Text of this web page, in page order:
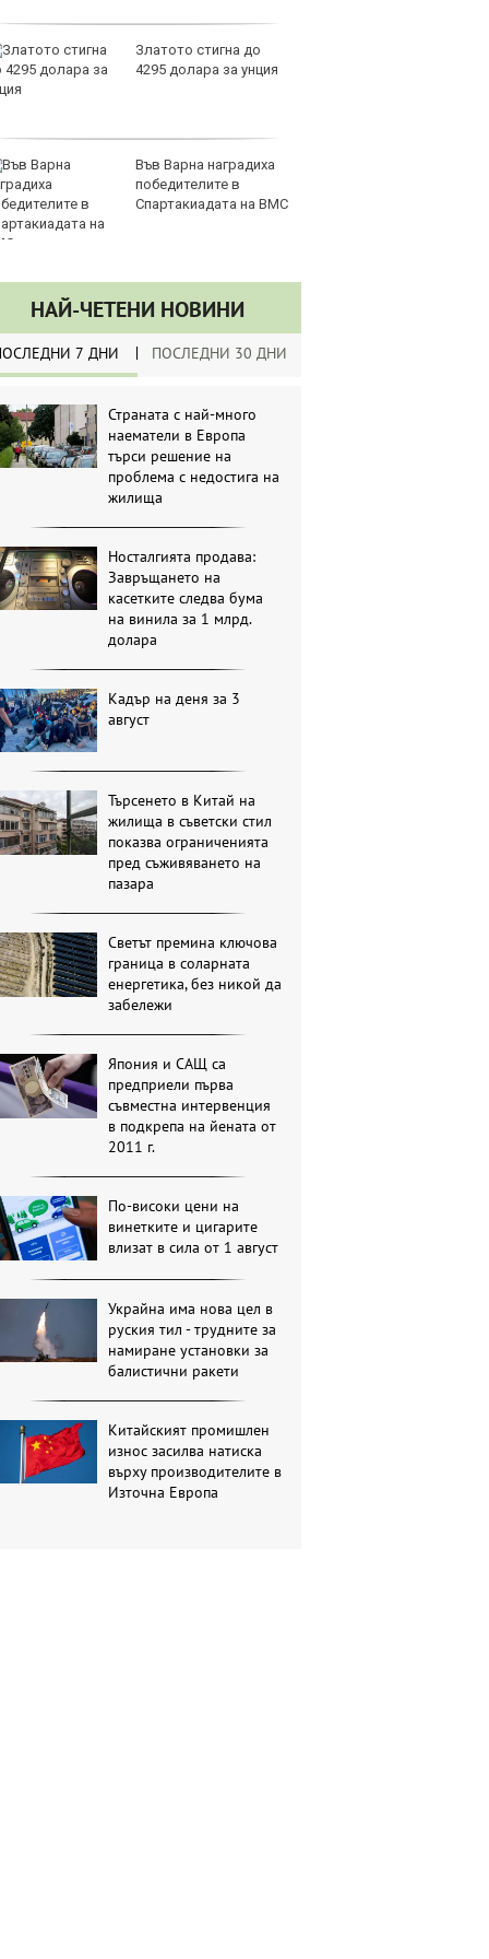
продава, Двустаен
апартамент, 68 m2
дава под наем,
Двустаен апартамент,
70 m2 София,
EUR
НАЙ-ЧЕТЕНИ НОВИНИ
7 ДНИ ПОСЛЕДНИ 30 ДНИ
Страната с най-много
наематели в Европа
търси решение на
проблема с недостига на
жилища
Носталгията продава:
Завръщането на
касетките следва бума
на винила за 1 млрд.
долара
Кадър на деня за 3
август
Търсенето в Китай на
жилища в съветски стил
показва ограниченията
пред съживяването на
пазара
Светът премина ключова
граница в соларната
енергетика, без никой да
забележи
Япония и САЩ са
предприели първа
съвместна интервенция
в подкрепа на йената от
2011 г.
По-високи цени на
винетките и цигарите
влизат в сила от 1 август
Украйна има нова цел в
руския тил - трудните за
намиране установки за
балистични ракети
Китайският промишлен
износ засилва натиска
върху производителите в
Източна Европа